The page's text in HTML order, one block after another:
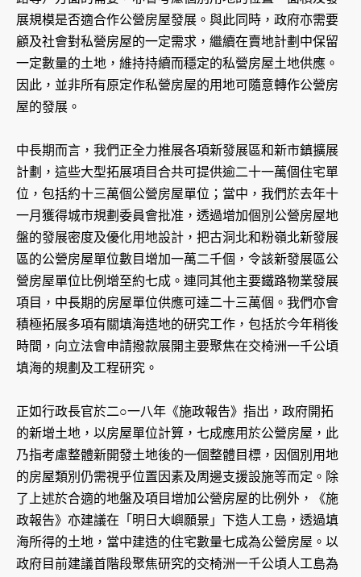
展規模是否適合作公營房屋發展。與此同時，政府亦需要
顧及社會對私營房屋的一定需求，繼續在賣地計劃中保留
一定數量的土地，維持持續而穩定的私營房屋土地供應。
因此，並非所有原定作私營房屋的用地可隨意轉作公營房
屋的發展。
中長期而言，我們正全力推展各項新發展區和新市鎮擴展
計劃，這些大型拓展項目合共可提供逾二十一萬個住宅單
位，包括約十三萬個公營房屋單位；當中，我們於去年十
一月獲得城市規劃委員會批准，透過增加個別公營房屋地
盤的發展密度及優化用地設計，把古洞北和粉嶺北新發展
區的公營房屋單位數目增加一萬二千個，令該新發展區公
營房屋單位比例增至約七成。連同其他主要鐵路物業發展
項目，中長期的房屋單位供應可達二十三萬個。我們亦會
積極拓展多項有關填海造地的研究工作，包括於今年稍後
時間，向立法會申請撥款展開主要聚焦在交椅洲一千公頃
填海的規劃及工程研究。
正如行政長官於二○一八年《施政報告》指出，政府開拓
的新增土地，以房屋單位計算，七成應用於公營房屋，此
乃指考慮整體新開發土地後的一個整體目標，因個別用地
的房屋類別仍需視乎位置因素及周邊支援設施等而定。除
了上述於合適的地盤及項目增加公營房屋的比例外，《施
政報告》亦建議在「明日大嶼願景」下造人工島，透過填
海所得的土地，當中建造的住宅數量七成為公營房屋。以
政府目前建議首階段聚焦研究的交椅洲一千公頃人工島為